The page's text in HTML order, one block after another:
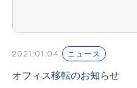
2021.01.04 ニュース
オフィス移転のお知らせ